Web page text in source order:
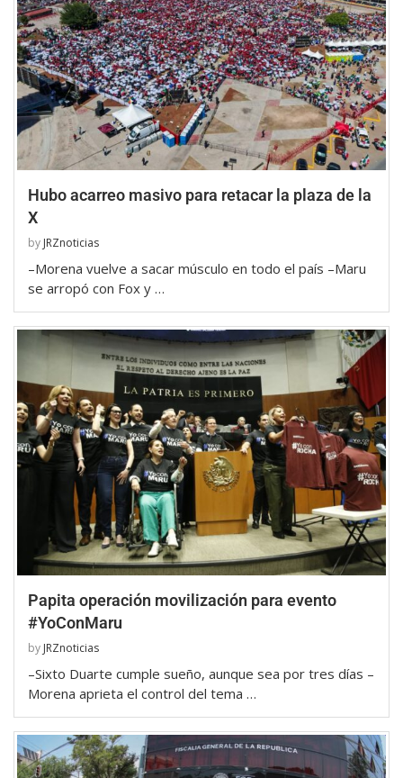
Hubo acarreo masivo para retacar la plaza de la
X
by JRZnoticias
–Morena vuelve a sacar músculo en todo el país –Maru
se arropó con Fox y …
Papita operación movilización para evento
#YoConMaru
by JRZnoticias
–Sixto Duarte cumple sueño, aunque sea por tres días –
Morena aprieta el control del tema …